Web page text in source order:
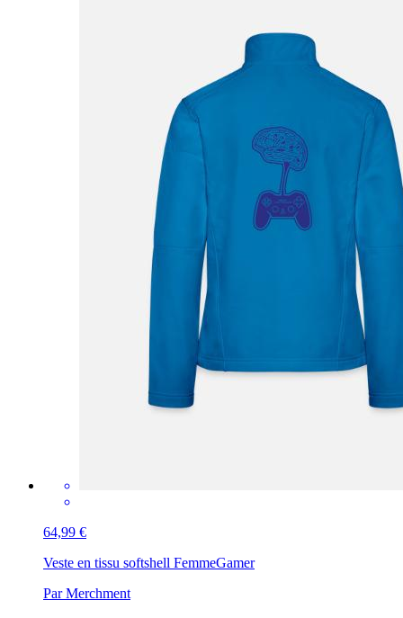
64,99 €
Veste en tissu softshell FemmeGamer
Par Merchment